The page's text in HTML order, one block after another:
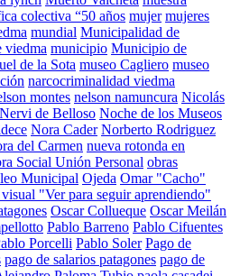
colectiva “50 años mujer mujeres
mundial Municipalidad de
viedma municipio Municipio de
de la Sota museo Cagliero museo
narcocriminalidad viedma
montes nelson namuncura Nicolás
de Belloso Noche de los Museos
Nora Cader Norberto Rodriguez
del Carmen nueva rotonda en
Social Unión Personal obras
Municipal Ojeda Omar "Cacho"
"Ver para seguir aprendiendo"
Oscar Collueque Oscar Meilán
Pablo Barreno Pablo Cifuentes
Porcelli Pablo Soler Pago de
pago de salarios patagones pago de